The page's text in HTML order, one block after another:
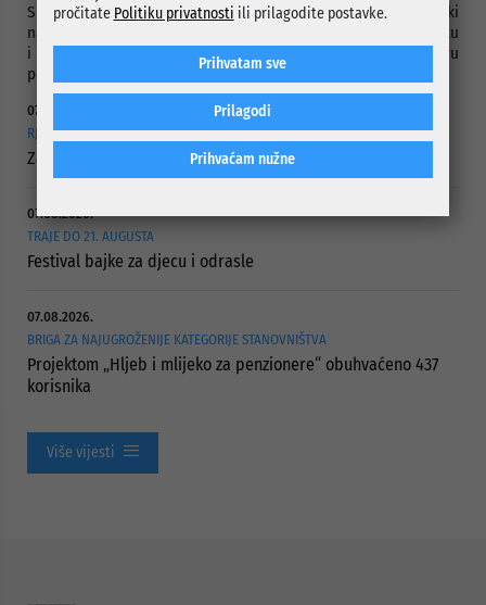
Sredstva sa ovog budžetskog granta raspoređuje općinski
načelnik zaključkom, na prijedlog Službe za boračko-invalidsku
i socijalnu zaštitu u skladu sa utvrđenim kriterijima na osnovu
podnesenih zahtjeva.
07.08.2026.
RJEŠAVANJE DUGOGODIŠNJEG PROBLEMA PUTNE POVEZANOSTI
Započelo asfaltiranje Ulice Vranica Brijeg
07.08.2026.
TRAJE DO 21. AUGUSTA
Festival bajke za djecu i odrasle
07.08.2026.
BRIGA ZA NAJUGROŽENIJE KATEGORIJE STANOVNIŠTVA
Projektom „Hljeb i mlijeko za penzionere“ obuhvaćeno 437
korisnika
Više vijesti
pročitate Politiku privatnosti ili prilagodite postavke.
Prihvaćam nužne
Prilagodi
Prihvatam sve